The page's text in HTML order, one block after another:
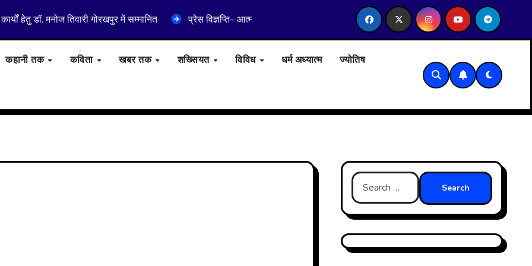
हेतु डॉ. मनोज तिवारी गोरखपुर में सम्मानित प्रेस विज्ञप्ति– आत्माराम सनातन धर्म कॉलेज, दिल्ली विश्वविद्यालय में सेबी के होल टाइम मेंबर केसाथ
कहानी तक कविता खबर तक शख्सियत विविध धर्म अध्यात्म ज्योतिष
Search
for: